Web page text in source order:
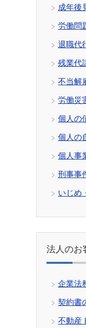
成年後
労働問
退職代
残業代
不当解
労働災
個人の
個人の
個人事
刑事事
いじめ
法人のお
企業法
契約書
不動産